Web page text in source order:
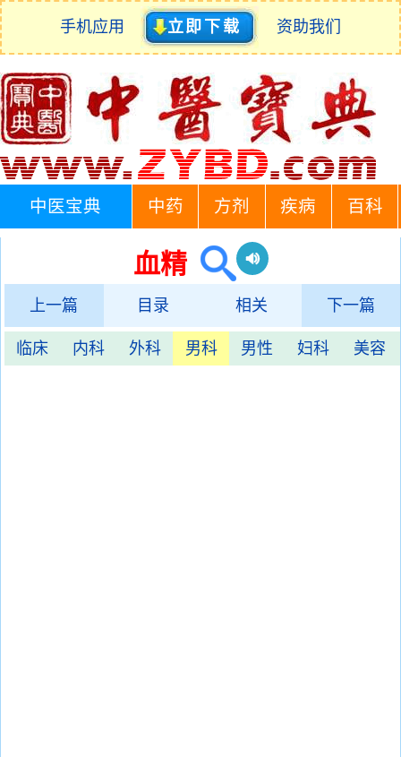
手机应用 立即下载 资助我们
中医宝典 中药 方剂 疾病 百科
血精
上一篇 目录 相关 下一篇
临床 内科 外科 男科 男性 妇科 美容